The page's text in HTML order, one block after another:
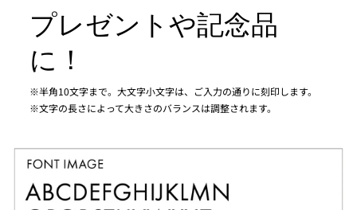
プレゼントや記念品
に！
※半角10文字まで。大文字小文字は、ご入力の通りに刻印します。
※文字の長さによって大きさのバランスは調整されます。